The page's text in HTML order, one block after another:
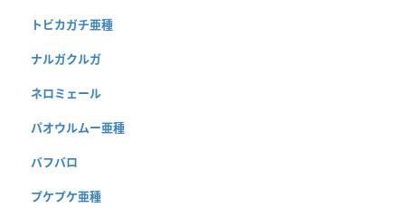
トビカガチ亜種
ナルガクルガ
ネロミェール
パオウルムー亜種
バフバロ
プケプケ亜種